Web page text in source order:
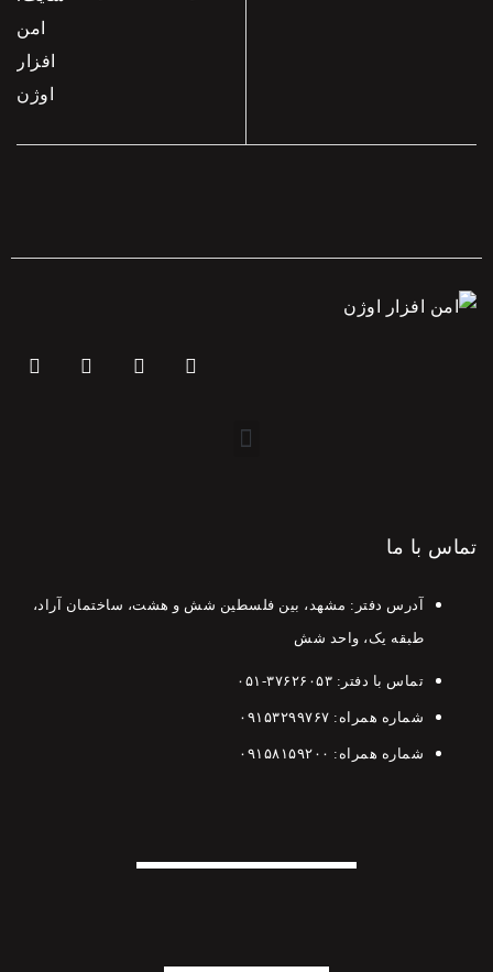
تماس با ما
آدرس دفتر: مشهد، بین فلسطین شش و هشت، ساختمان آراد،
طبقه یک، واحد شش
تماس با دفتر: ۳۷۶۲۶۰۵۳-۰۵۱
شماره همراه: ۰۹۱۵۳۲۹۹۷۶۷
شماره همراه: ۰۹۱۵۸۱۵۹۲۰۰